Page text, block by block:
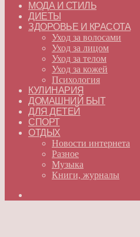
МОДА И СТИЛЬ
ДИЕТЫ
ЗДОРОВЬЕ И КРАСОТА
Уход за волосами
Уход за лицом
Уход за телом
Уход за кожей
Психология
КУЛИНАРИЯ
ДОМАШНИЙ БЫТ
ДЛЯ ДЕТЕЙ
СПОРТ
ОТДЫХ
Новости интернета
Разное
Музыка
Книги, журналы